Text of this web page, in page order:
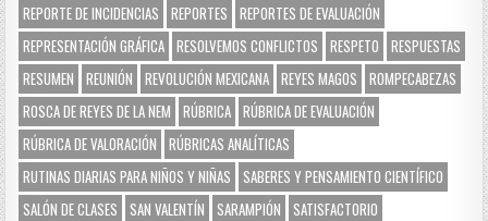
REPORTE DE INCIDENCIAS
REPORTES
REPORTES DE EVALUACIÓN
REPRESENTACIÓN GRÁFICA RESOLVEMOS CONFLICTOS RESPETO
RESPUESTAS
RESUMEN
REUNIÓN REVOLUCIÓN MEXICANA REYES MAGOS
ROMPECABEZAS
ROSCA DE REYES DE LA NEM
RÚBRICA RÚBRICA DE EVALUACIÓN
RÚBRICA DE VALORACIÓN
RÚBRICAS ANALÍTICAS
RUTINAS DIARIAS PARA NIÑOS Y NIÑAS
SABERES Y PENSAMIENTO CIENTÍFICO
SALÓN DE CLASES
SAN VALENTÍN SARAMPIÓN
SATISFACTORIO